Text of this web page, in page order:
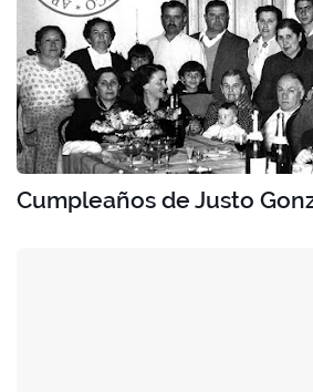
Cumpleaños de Justo